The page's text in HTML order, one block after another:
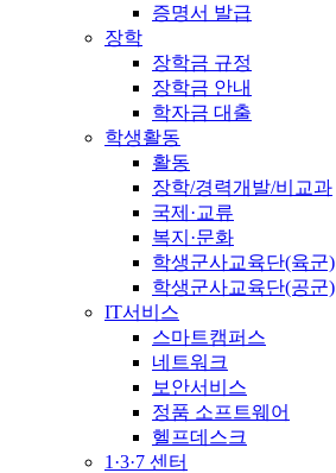
증명서 발급
장학
장학금 규정
장학금 안내
학자금 대출
학생활동
활동
장학/경력개발/비교과
국제·교류
복지·문화
학생군사교육단(육군)
학생군사교육단(공군)
IT서비스
스마트캠퍼스
네트워크
보안서비스
정품 소프트웨어
헬프데스크
1·3·7 센터